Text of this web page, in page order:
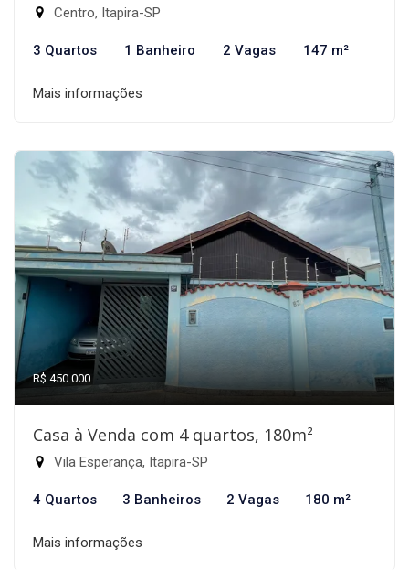
Centro, Itapira-SP
3 Quartos 1 Banheiro 2 Vagas 147 m²
Mais informações
R$ 450.000
Casa à Venda com 4 quartos, 180m²
Vila Esperança, Itapira-SP
4 Quartos 3 Banheiros 2 Vagas 180 m²
Mais informações